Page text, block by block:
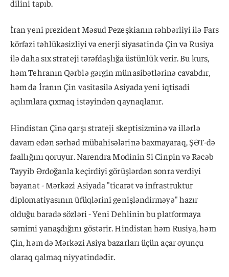
dilini tapıb.
İran yeni prezident Məsud Pezeşkianın rəhbərliyi ilə Fars
körfəzi təhlükəsizliyi və enerji siyasətində Çin və Rusiya
ilə daha sıx strateji tərəfdaşlığa üstünlük verir. Bu kurs,
həm Tehranın Qərblə gərgin münasibətlərinə cavabdır,
həm də İranın Çin vasitəsilə Asiyada yeni iqtisadi
açılımlara çıxmaq istəyindən qaynaqlanır.
Hindistan Çinə qarşı strateji skeptisizminə və illərlə
davam edən sərhəd mübahisələrinə baxmayaraq, ŞƏT-də
fəallığını qoruyur. Narendra Modinin Si Cinpin və Rəcəb
Tayyib Ərdoğanla keçirdiyi görüşlərdən sonra verdiyi
bəyanat - Mərkəzi Asiyada "ticarət və infrastruktur
diplomatiyasının üfüqlərini genişləndirməyə" hazır
olduğu barədə sözləri - Yeni Dehlinin bu platformaya
səmimi yanaşdığını göstərir. Hindistan həm Rusiya, həm
Çin, həm də Mərkəzi Asiya bazarları üçün açar oyunçu
olaraq qalmaq niyyətindədir.